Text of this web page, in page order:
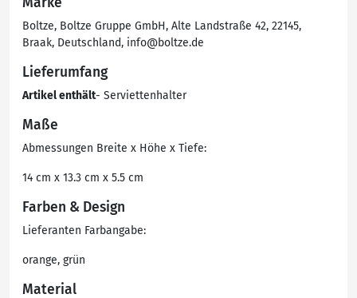
Boltze, Boltze Gruppe GmbH, Alte Landstraße 42, 22145,
Braak, Deutschland, info@boltze.de
Lieferumfang
Artikel enthält- Serviettenhalter
Maße
Abmessungen Breite x Höhe x Tiefe:
14 cm x 13.3 cm x 5.5 cm
Farben & Design
Lieferanten Farbangabe:
orange, grün
Material